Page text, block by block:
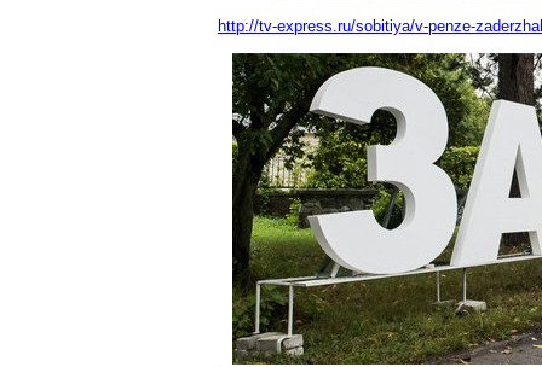
http://tv-express.ru/sobitiya/v-penze-